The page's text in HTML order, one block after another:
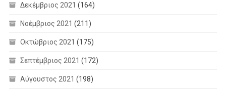
Δεκέμβριος 2021 (164)
Νοέμβριος 2021 (211)
Οκτώβριος 2021 (175)
Σεπτέμβριος 2021 (172)
Αύγουστος 2021 (198)